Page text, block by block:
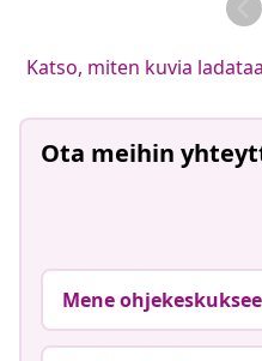
Katso, miten kuvia
Ota meihin
Mene